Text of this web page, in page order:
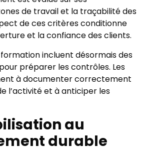
de travail et la traçabilité des
de ces critères conditionne
et la confiance des clients.
incluent désormais des
préparer les contrôles. Les
à documenter correctement
l’activité et à anticiper les
au
durable